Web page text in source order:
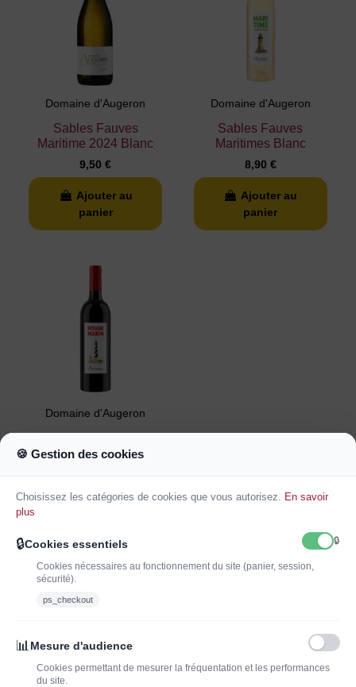
Domaine d'Augeron
Sables Fauves
Maritime 2024 Blanc
9,50 €
Ajouter au
panier
Domaine d'Augeron
Sables Fauves
Maritimes Blanc
8,90 €
Ajouter au
panier
Domaine d'Augeron
Marin
9,30 €
Ajouter au
J'ADOPTEUNVIN
🍪 Gestion des cookies
Choisissez les catégories de cookies que vous autorisez. En savoir
plus
🔒Cookies essentiels 🔒
Cookies nécessaires au fonctionnement du site (panier, session,
sécurité).
ps_checkout
📊 Mesure d'audience
Cookies permettant de mesurer la fréquentation et les performances
du site.